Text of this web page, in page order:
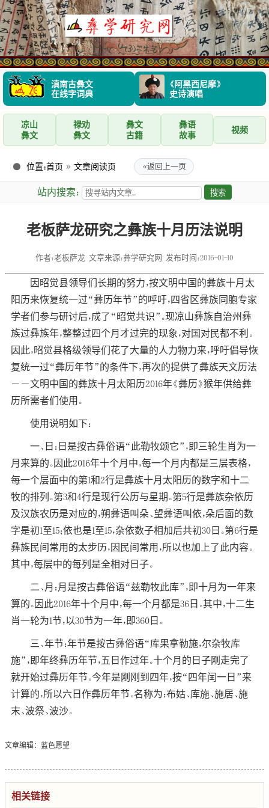
滇南古彝文
在线字词典
《阿黑西尼摩》
史诗演唱
凉山
彝文
禄劝
彝文
彝文
古籍
彝语
故事
视频
位置：首页 » 文章阅读页 «返回上一页
站内搜索：
老板萨龙研究之彝族十月历法说明
作者：老板萨龙 文章来源：彝学研究网 发布时间：2016-01-10
因昭觉县领导们长期的努力，按文明中国的彝族十月太
阳历来恢复统一过“彝历年节”的呼吁，四省区彝族同胞专家
学者们参与研讨后，成了“昭觉共识”。现凉山彝族自治州彝
族过彝族年，整整过四个月才过完的现象，对国对民都不利。
因此，昭觉县格级领导们花了大量的人力物力来，呼吁倡导恢
复统一过“彝历年节”的条件下，再次的提供了彝族天文历法
――文明中国的彝族十月太阳历2016年《彝历》猴年供给彝
历所需者们使用。
使用说明如下：
一、日：日是按古彝俗语“此勒牧颂它”，即三轮生肖为一
月来算的。因此2016年十个月中，每一个月内都是三层表格，
每一个层面中的第1和2行是彝族十月太阳历的数字和十二
牧的排列。第3和4行是现行公历与星期。第5行是彝族杂依历
及汉族农历是对应的，朔彝语叫朵、望彝语叫依，朵后面的数
字是初1至15；依也是1至15，杂依数子相加后共初30日。第6行是
彝族民间常用的太步历，因民间常用，所以也加上了此内容。
其中，每层中的每列是全相对日子。
二、月：月是按古彝俗语“兹勒牧此库”，即十月为一年来
算的。因此2016年十个月中，每一个月都是36日。其中，十二生
肖一轮为1节，以30节为一年，即360日。
三、年节：年节是按古彝俗语“库果拿勒施，尔杂牧库
施”，即年终彝历年节，五日作过年。十个月的日子刚走完了
就开始过彝历年节。今年是刚刚到四年，按“四年闰一日”来
计算的，所以六日作彝历年节。名称为：布姑、库施、施居、施
末、波祭、波沙。
文章编辑：蓝色愿望
相关链接